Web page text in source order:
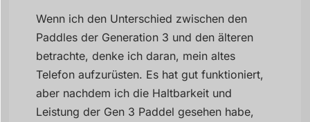
Wenn ich den Unterschied zwischen den
Paddles der Generation 3 und den älteren
betrachte, denke ich daran, mein altes
Telefon aufzurüsten. Es hat gut funktioniert,
aber nachdem ich die Haltbarkeit und
Leistung der Gen 3 Paddel gesehen habe,